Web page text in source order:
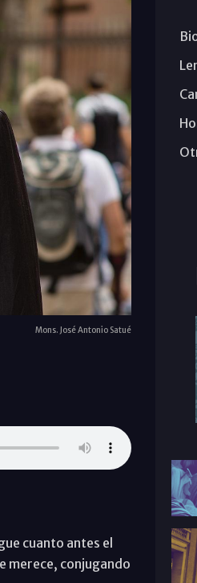
Mons. José Antonio Satué
cuanto antes el
merece, conjugando